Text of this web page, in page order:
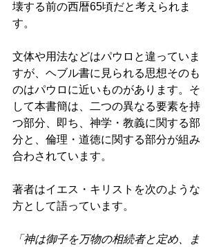
壊する前の西暦65頃だと考えられま
す。
文体や用法などはパウロと違っていま
すが、ヘブル書に見られる思想そのも
のはパウロに近いものがあります。そ
して本書簡は、二つの異なる要素を持
つ部分、即ち、神学・教義に関する部
分と、倫理・道徳に関する部分が組み
合わされています。
著者はイエス・キリストを次のような
方として語っています。
「神は御子を万物の相続者と定め、ま